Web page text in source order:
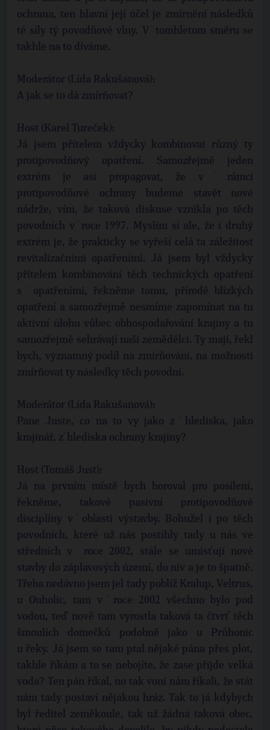
ochrana, ten hlavní její účel je zmírnění následků
té síly tý povodňové vlny. V˙tomhletom směru se
takhle na to díváme.
Moderátor (Lída Rakušanová):
A jak se to dá zmírňovat?
Host (Karel Tureček):
Já jsem přítelem vždycky kombinovat různý ty
protipovodňový opatření. Samozřejmě jeden
extrém je asi propagovat, že v˙rámci
protipovodňové ochrany budeme stavět nové
nádrže, vím, že taková diskuse vznikla po těch
povodních v˙roce 1997. Myslím si ale, že i druhý
extrém je, že prakticky se vyřeší celá ta záležitost
revitalizačními opatřeními. Já jsem byl vždycky
přítelem kombinování těch technických opatření
s˙opatřeními, řekněme tomu, přírodě blízkých
opatření a samozřejmě nesmíme zapomínat na tu
aktivní úlohu vůbec obhospodařování krajiny a tu
samozřejmě sehrávají naši zemědělci. Ty mají, řekl
bych, významný podíl na zmírňování, na možnosti
zmírňovat ty následky těch povodní.
Moderátor (Lída Rakušanová):
Pane Juste, co na to vy jako z˙hlediska, jako
krajinář, z˙hlediska ochrany krajiny?
Host (Tomáš Just):
Já na prvním místě bych horoval pro posílení,
řekněme, takové pasivní protipovodňové
disciplíny v˙oblasti výstavby. Bohužel i po těch
povodních, které už nás postihly tady u nás ve
středních v˙roce 2002, stále se umisťují nové
stavby do záplavových území, do niv a je to špatně.
Třeba nedávno jsem jel tady poblíž Kralup, Veltrus,
u Ouholic, tam v˙roce 2002 všechno bylo pod
vodou, teď nově tam vyrostla taková ta čtvrť těch
šmoulích domečků podobně jako u Průhonic
u řeky. Já jsem se tam ptal nějaké pána přes plot,
takhle říkám a to se nebojíte, že zase přijde velká
voda? Ten pán říkal, no tak voni nám říkali, že stát
nám tady postaví nějakou hráz. Tak to já kdybych
byl ředitel zeměkoule, tak už žádná taková obec,